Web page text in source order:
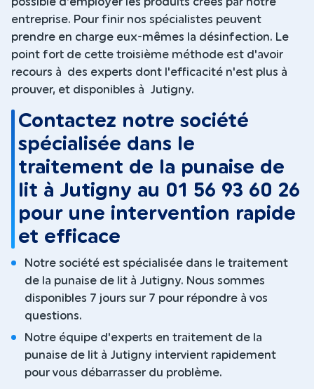
possible d'employer les produits créés par notre
entreprise. Pour finir nos spécialistes peuvent
prendre en charge eux-mêmes la désinfection. Le
point fort de cette troisième méthode est d'avoir
recours à des experts dont l'efficacité n'est plus à
prouver, et disponibles à Jutigny.
Contactez notre société
spécialisée dans le
traitement de la punaise de
lit à Jutigny au 01 56 93 60 26
pour une intervention rapide
et efficace
Notre société est spécialisée dans le traitement
de la punaise de lit à Jutigny. Nous sommes
disponibles 7 jours sur 7 pour répondre à vos
questions.
Notre équipe d'experts en traitement de la
punaise de lit à Jutigny intervient rapidement
pour vous débarrasser du problème.